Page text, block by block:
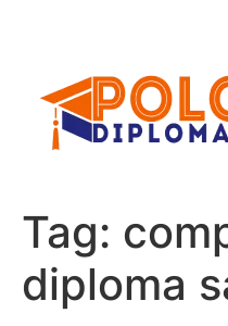
conteúdo
Tag:
diploma